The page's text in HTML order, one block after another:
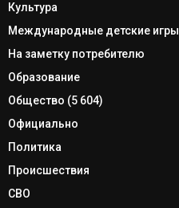
Культура
Международные детские игры
На заметку потребителю
Образование
Общество (5 604)
Официально
Политика
Происшествия
СВО